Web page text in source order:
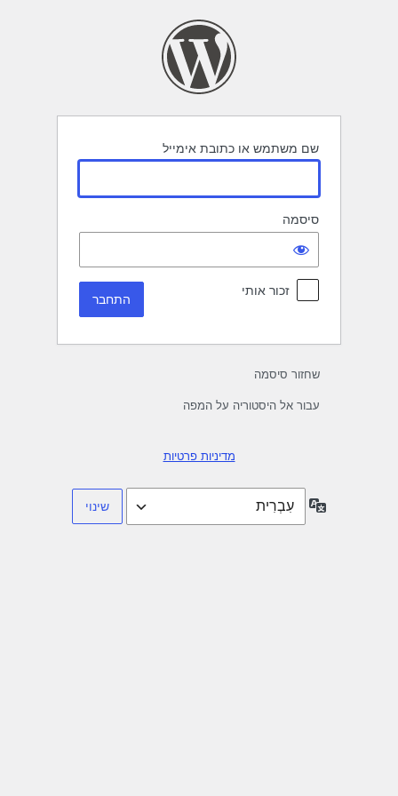
שם משתמש או כתובת אימייל
סיסמה
זכור אותי
שחזור סיסמה
עבור אל היסטוריה על המפה
מדיניות פרטיות
שפה